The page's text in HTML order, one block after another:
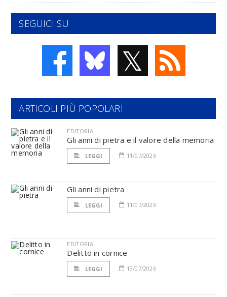
SEGUICI SU
𝕏
ARTICOLI PIÙ POPOLARI
EDITORIA
Gli anni di pietra e il valore della memoria
LEGGI 11/07/2026
Gli anni di pietra
LEGGI 11/07/2026
EDITORIA
Delitto in cornice
LEGGI 13/07/2026